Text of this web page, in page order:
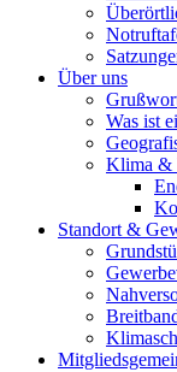
Über uns
Was ist
Klima &
Standort &